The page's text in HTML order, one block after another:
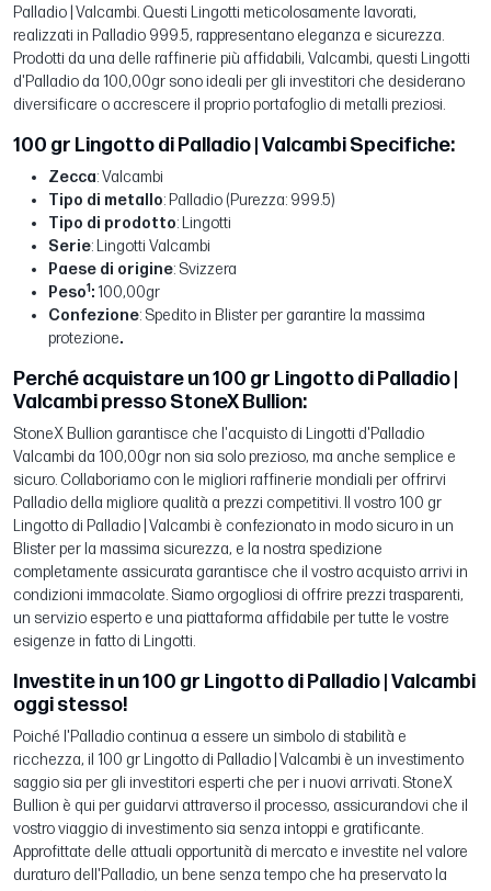
Palladio | Valcambi. Questi Lingotti meticolosamente lavorati,
realizzati in Palladio 999.5, rappresentano eleganza e sicurezza.
Prodotti da una delle raffinerie più affidabili, Valcambi, questi Lingotti
d'Palladio da 100,00gr sono ideali per gli investitori che desiderano
diversificare o accrescere il proprio portafoglio di metalli preziosi.
100 gr Lingotto di Palladio | Valcambi Specifiche:
Zecca: Valcambi
Tipo di metallo: Palladio (Purezza: 999.5)
Tipo di prodotto: Lingotti
Serie: Lingotti Valcambi
Paese di origine: Svizzera
Peso1: 100,00gr
Confezione: Spedito in Blister per garantire la massima
protezione.
Perché acquistare un 100 gr Lingotto di Palladio |
Valcambi presso StoneX Bullion:
StoneX Bullion garantisce che l'acquisto di Lingotti d'Palladio
Valcambi da 100,00gr non sia solo prezioso, ma anche semplice e
sicuro. Collaboriamo con le migliori raffinerie mondiali per offrirvi
Palladio della migliore qualità a prezzi competitivi. Il vostro 100 gr
Lingotto di Palladio | Valcambi è confezionato in modo sicuro in un
Blister per la massima sicurezza, e la nostra spedizione
completamente assicurata garantisce che il vostro acquisto arrivi in
condizioni immacolate. Siamo orgogliosi di offrire prezzi trasparenti,
un servizio esperto e una piattaforma affidabile per tutte le vostre
esigenze in fatto di Lingotti.
Investite in un 100 gr Lingotto di Palladio | Valcambi
oggi stesso!
Poiché l'Palladio continua a essere un simbolo di stabilità e
ricchezza, il 100 gr Lingotto di Palladio | Valcambi è un investimento
saggio sia per gli investitori esperti che per i nuovi arrivati. StoneX
Bullion è qui per guidarvi attraverso il processo, assicurandovi che il
vostro viaggio di investimento sia senza intoppi e gratificante.
Approfittate delle attuali opportunità di mercato e investite nel valore
duraturo dell'Palladio, un bene senza tempo che ha preservato la